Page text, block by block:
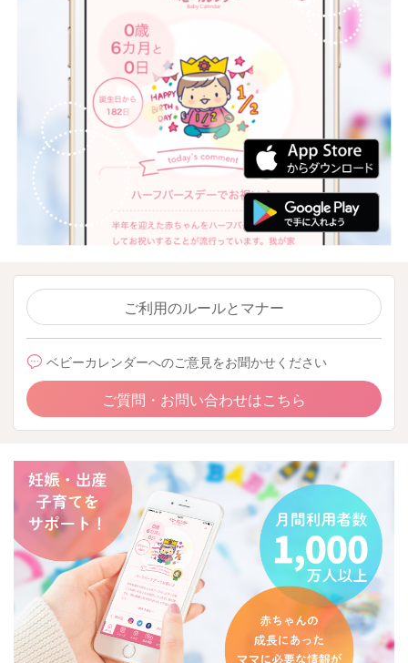
ご利用のルールとマナー
ベビーカレンダーへのご意見をお聞かせください
ご質問・お問い合わせはこちら